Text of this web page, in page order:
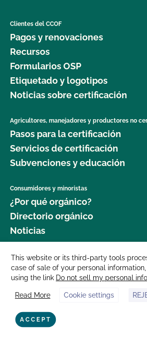
Clientes del CCOF
Pagos y renovaciones
Recursos
Formularios OSP
Etiquetado y logotipos
Noticias sobre certificación
Agricultores, manejadores y productores no
Pasos para la certificación
Servicios de certificación
Subvenciones y educación
Consumidores y minoristas
¿Por qué orgánico?
Directorio orgánico
Noticias
Donar
Carreras profesionales
Sala de prensa
Contáctenos
877 Cedar Street, Suite 248, Santa Cruz, CA
This website or its third-party tools
case of sale of your personal
using the link Do not sell my personal
Read More Cookie settings
ACCEPT